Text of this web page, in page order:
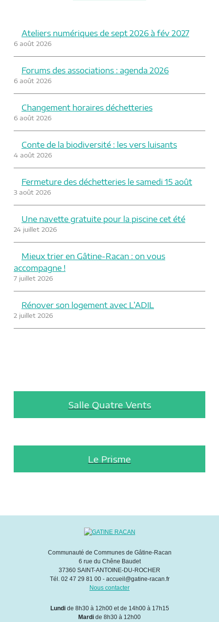
Ateliers numériques de sept 2026 à fév 2027
6 août 2026
Forums des associations : agenda 2026
6 août 2026
Changement horaires déchetteries
6 août 2026
Conte de la biodiversité : les vers luisants
4 août 2026
Fermeture des déchetteries le samedi 15 août
3 août 2026
Une navette gratuite pour la piscine cet été
24 juillet 2026
Mieux trier en Gâtine-Racan : on vous
accompagne !
7 juillet 2026
Rénover son logement avec L’ADIL
2 juillet 2026
Salle Quatre Vents
Le Prisme
Communauté de Communes de Gâtine-Racan
6 rue du Chêne Baudet
37360 SAINT-ANTOINE-DU-ROCHER
Tél. 02 47 29 81 00 - accueil@gatine-racan.fr
Nous contacter
Lundide 8h30 à 12h00 et de 14h00 à 17h15
Mardi de 8h30 à 12h00